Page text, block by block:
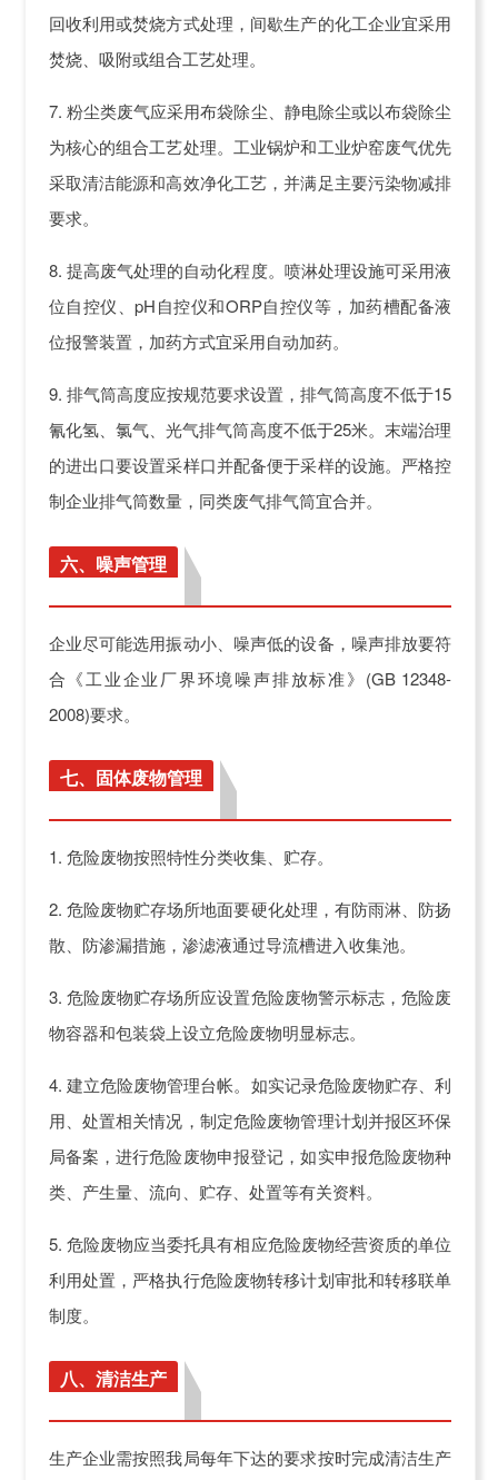
回收利用或焚烧方式处理，间歇生产的化工企业宜采用
焚烧、吸附或组合工艺处理。
7. 粉尘类废气应采用布袋除尘、静电除尘或以布袋除尘
为核心的组合工艺处理。工业锅炉和工业炉窑废气优先
采取清洁能源和高效净化工艺，并满足主要污染物减排
要求。
8. 提高废气处理的自动化程度。喷淋处理设施可采用液
位自控仪、pH自控仪和ORP自控仪等，加药槽配备液
位报警装置，加药方式宜采用自动加药。
9. 排气筒高度应按规范要求设置，排气筒高度不低于15
氰化氢、氯气、光气排气筒高度不低于25米。末端治理
的进出口要设置采样口并配备便于采样的设施。严格控
制企业排气筒数量，同类废气排气筒宜合并。
六、噪声管理
企业尽可能选用振动小、噪声低的设备，噪声排放要符
合《工业企业厂界环境噪声排放标准》(GB 12348-
2008)要求。
七、固体废物管理
1. 危险废物按照特性分类收集、贮存。
2. 危险废物贮存场所地面要硬化处理，有防雨淋、防扬
散、防渗漏措施，渗滤液通过导流槽进入收集池。
3. 危险废物贮存场所应设置危险废物警示标志，危险废
物容器和包装袋上设立危险废物明显标志。
4. 建立危险废物管理台帐。如实记录危险废物贮存、利
用、处置相关情况，制定危险废物管理计划并报区环保
局备案，进行危险废物申报登记，如实申报危险废物种
类、产生量、流向、贮存、处置等有关资料。
5. 危险废物应当委托具有相应危险废物经营资质的单位
利用处置，严格执行危险废物转移计划审批和转移联单
制度。
八、清洁生产
生产企业需按照我局每年下达的要求按时完成清洁生产